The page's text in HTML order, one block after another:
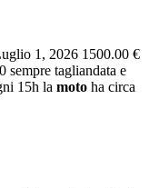
1, 2026 1500.00 €
sempre tagliandata e
15h la moto ha circa